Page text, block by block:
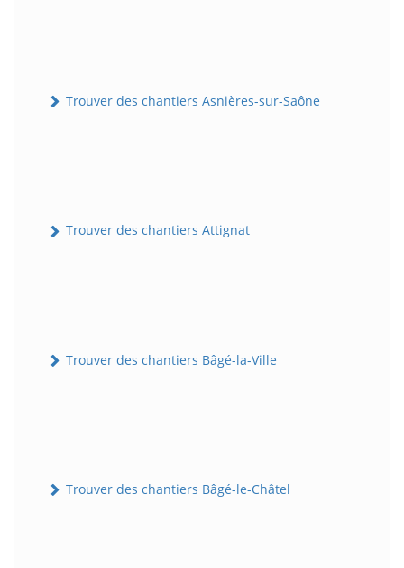
Trouver des chantiers Asnières-sur-Saône
Trouver des chantiers Attignat
Trouver des chantiers Bâgé-la-Ville
Trouver des chantiers Bâgé-le-Châtel